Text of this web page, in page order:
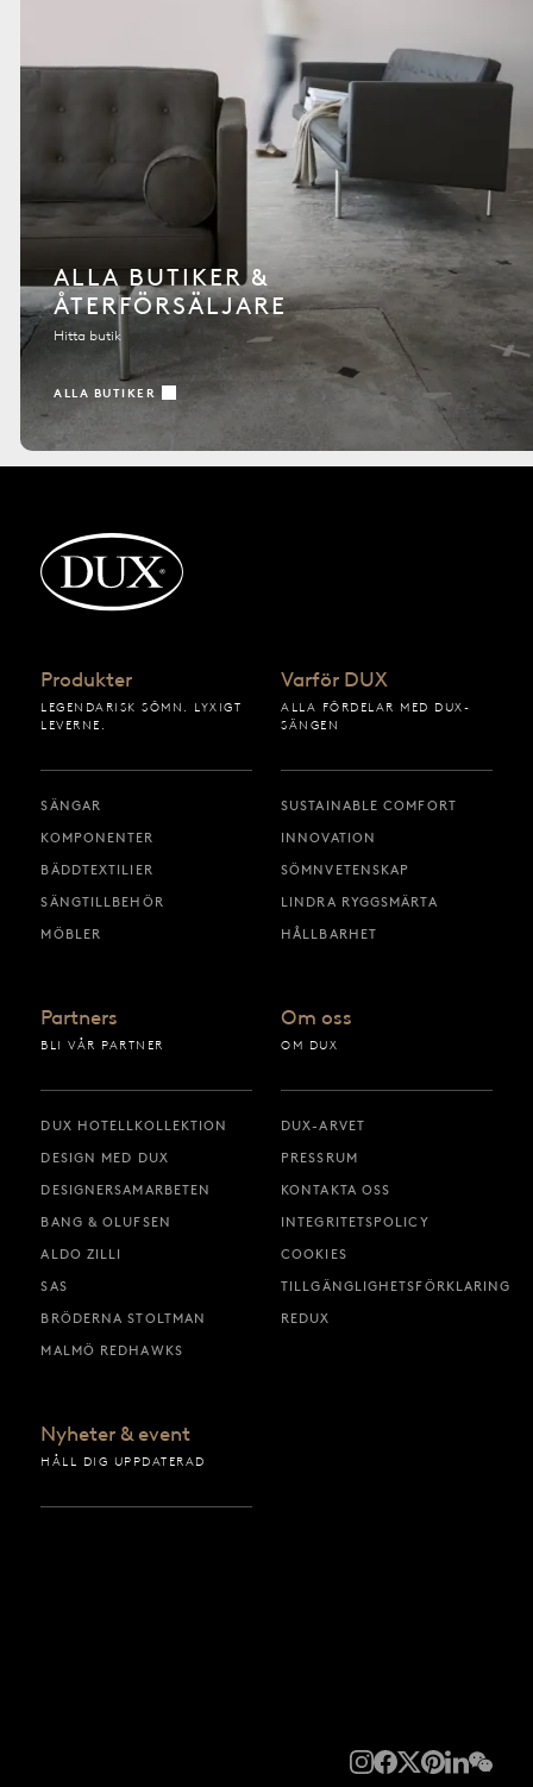
ALLA BUTIKER &
ÅTERFÖRSÄLJARE
Hitta butik
ALLA BUTIKER
Produkter
LEGENDARISK SÖMN. LYXIGT
LEVERNE.
SÄNGAR
KOMPONENTER
BÄDDTEXTILIER
SÄNGTILLBEHÖR
MÖBLER
Varför DUX
ALLA FÖRDELAR MED DUX-
SÄNGEN
SUSTAINABLE COMFORT
INNOVATION
SÖMNVETENSKAP
LINDRA RYGGSMÄRTA
HÅLLBARHET
Partners
BLI VÅR PARTNER
DUX HOTELLKOLLEKTION
DESIGN MED DUX
DESIGNERSAMARBETEN
BANG & OLUFSEN
ALDO ZILLI
SAS
BRÖDERNA STOLTMAN
MALMÖ REDHAWKS
Om oss
OM DUX
DUX-ARVET
PRESSRUM
KONTAKTA OSS
INTEGRITETSPOLICY
COOKIES
TILLGÄNGLIGHETSFÖRKLARING
REDUX
Nyheter & event
HÅLL DIG UPPDATERAD